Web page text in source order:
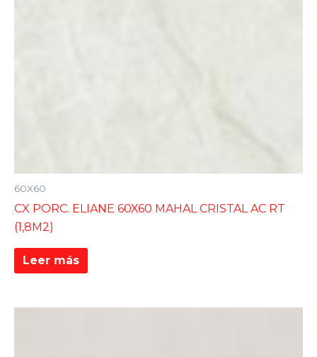
60X60
CX PORC. ELIANE 60X60 MAHAL CRISTAL AC RT
(1,8M2)
Leer más